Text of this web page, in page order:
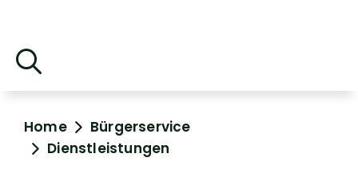
Home
Bürgerservice
Dienstleistungen